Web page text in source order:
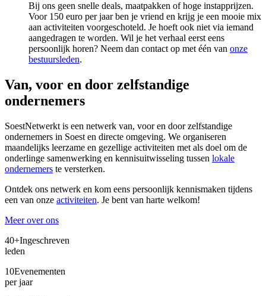
Bij ons geen snelle deals, maatpakken of hoge instapprijzen.
Voor 150 euro per jaar ben je vriend en krijg je een mooie mix
aan activiteiten voorgeschoteld. Je hoeft ook niet via iemand
aangedragen te worden. Wil je het verhaal eerst eens
persoonlijk horen? Neem dan contact op met één van onze
bestuursleden.
Van, voor en door zelfstandige
ondernemers
SoestNetwerkt is een netwerk van, voor en door zelfstandige
ondernemers in Soest en directe omgeving. We organiseren
maandelijks leerzame en gezellige activiteiten met als doel om de
onderlinge samenwerking en kennisuitwisseling tussen lokale
ondernemers te versterken.
Ontdek ons netwerk en kom eens persoonlijk kennismaken tijdens
een van onze activiteiten. Je bent van harte welkom!
Meer over ons
40+Ingeschreven
leden
10Evenementen
per jaar